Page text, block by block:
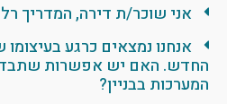
אני שוכר/ת דירה, המדריך
אנחנו נמצאים כרגע
החדש. האם יש אפשרות
המערכות בבניין?